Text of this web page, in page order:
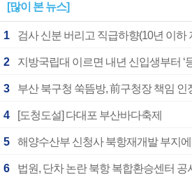
[많이 본 뉴스]
1
2 지방국립대 이르면 내년 신입생부터 ‘
3 부산 북구청 쑥뜸방, 前구청장 책임 인
4 [도청도설] 다대포 부산바다축제
5 해양수산부 신청사 북항재개발 부지
6 법원, 단차 논란 북항 복합환승센터